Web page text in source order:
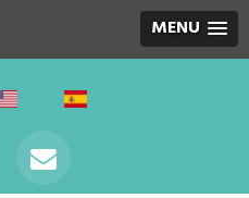
MENU